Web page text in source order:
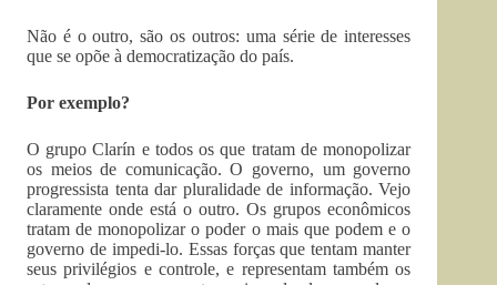
Não é o outro, são os outros: uma série de interesses
que se opõe à democratização do país.
Por exemplo?
O grupo Clarín e todos os que tratam de monopolizar
os meios de comunicação. O governo, um governo
progressista tenta dar pluralidade de informação. Vejo
claramente onde está o outro. Os grupos econômicos
tratam de monopolizar o poder o mais que podem e o
governo de impedi-lo. Essas forças que tentam manter
seus privilégios e controle, e representam também os